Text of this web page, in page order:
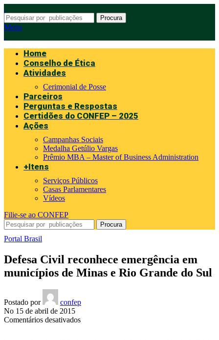
Procura
Menu
Home
Conselho de Ética
Atividades
Cerimonial de Posse
Parceiros
Perguntas e Respostas
Certidões do CONFEP – 2025
Ações
Campanhas Sociais
Medalha Getúlio Vargas
Prêmio MBA – Master of Business Administration
+Itens
Serviços Públicos
Casas Parlamentares
Vídeos
Filie-se ao CONFEP
Procura
Portal Brasil
Defesa Civil reconhece emergência em
municípios de Minas e Rio Grande do Sul
Postado por
confep
No 15 de abril de 2015
Comentários desativadosem